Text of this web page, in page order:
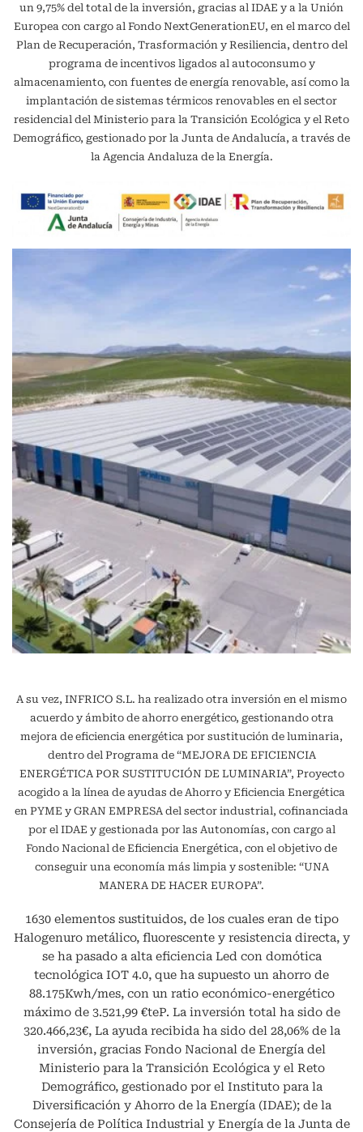
un 9,75% del total de la inversión, gracias al IDAE y a la Unión
Europea con cargo al Fondo NextGenerationEU, en el marco del
Plan de Recuperación, Trasformación y Resiliencia, dentro del
programa de incentivos ligados al autoconsumo y
almacenamiento, con fuentes de energía renovable, así como la
implantación de sistemas térmicos renovables en el sector
residencial del Ministerio para la Transición Ecológica y el Reto
Demográfico, gestionado por la Junta de Andalucía, a través de
la Agencia Andaluza de la Energía.
A su vez, INFRICO S.L. ha realizado otra inversión en el mismo
acuerdo y ámbito de ahorro energético, gestionando otra
mejora de eficiencia energética por sustitución de luminaria,
dentro del Programa de “MEJORA DE EFICIENCIA
ENERGÉTICA POR SUSTITUCIÓN DE LUMINARIA”, Proyecto
acogido a la línea de ayudas de Ahorro y Eficiencia Energética
en PYME y GRAN EMPRESA del sector industrial, cofinanciada
por el IDAE y gestionada por las Autonomías, con cargo al
Fondo Nacional de Eficiencia Energética, con el objetivo de
conseguir una economía más limpia y sostenible: “UNA
MANERA DE HACER EUROPA”.
1630 elementos sustituidos, de los cuales eran de tipo
Halogenuro metálico, fluorescente y resistencia directa, y
se ha pasado a alta eficiencia Led con domótica
tecnológica IOT 4.0, que ha supuesto un ahorro de
88.175Kwh/mes, con un ratio económico-energético
máximo de 3.521,99 €teP. La inversión total ha sido de
320.466,23€, La ayuda recibida ha sido del 28,06% de la
inversión, gracias Fondo Nacional de Energía del
Ministerio para la Transición Ecológica y el Reto
Demográfico, gestionado por el Instituto para la
Diversificación y Ahorro de la Energía (IDAE); de la
Consejería de Política Industrial y Energía de la Junta de